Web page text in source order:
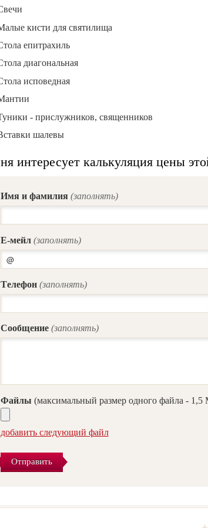
кисти для святилища
епитрахиль
диагональная
исповедная
- прислужников, священников
шалевы
интересует калькуляция цены
Имя и фамилия (заполнять)
E-мейл (заполнять)
Tелефон (заполнять)
Сообщение (заполнять)
Файлы (максимальный размер одного файла - 1,5
добавить следующий файл
Отправить